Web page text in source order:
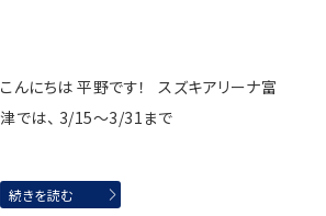
こんにちは 平野です！ スズキアリーナ富
津では、 3/15～3/31まで
続きを読む